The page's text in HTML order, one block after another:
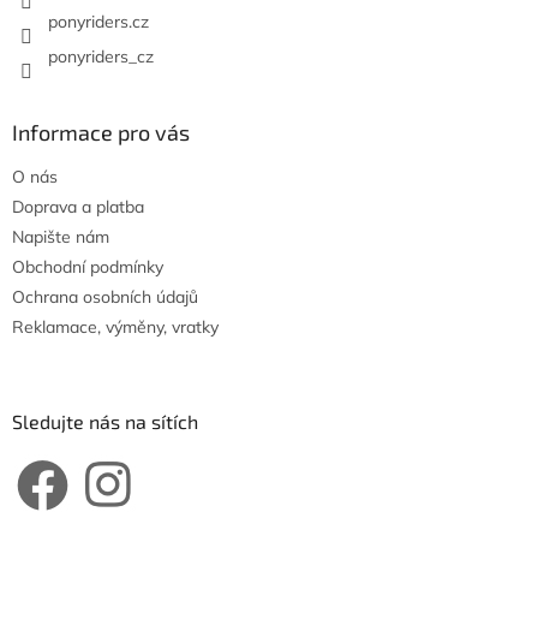
ponyriders.cz
ponyriders_cz
Informace pro vás
O nás
Doprava a platba
Napište nám
Obchodní podmínky
Ochrana osobních údajů
Reklamace, výměny, vratky
Sledujte nás na sítích